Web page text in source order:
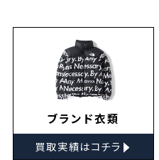
ブランド衣類
買取実績はコチラ ▸